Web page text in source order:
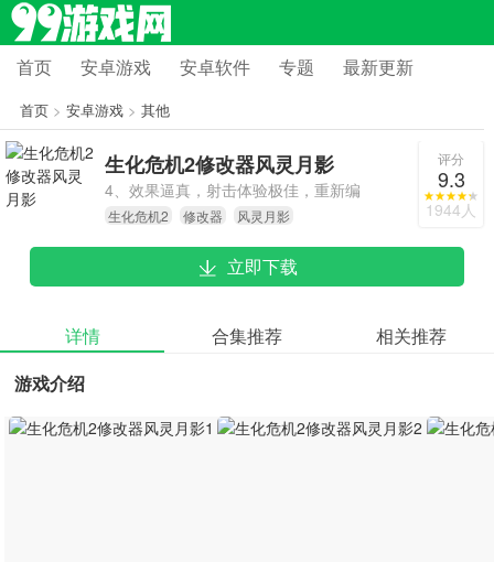
首页 安卓游戏 安卓软件 专题 最新更新
首页> 安卓游戏> 其他
生化危机2修改器风灵月影
4、效果逼真，射击体验极佳，重新编
程的僵尸会做出各种真实反应。他们
不再像以前那样呆板，而是充满智
慧，所以游戏非常具有挑战性。
生化危机2 修改器 风灵月影
评分
9.3
1944人
立即下载
详情 合集推荐
相关推荐
游戏介绍